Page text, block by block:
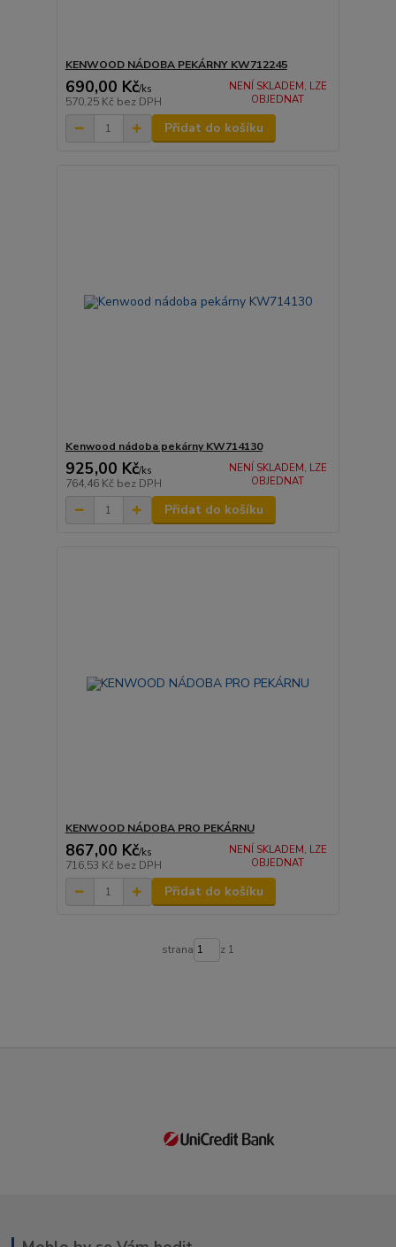
KENWOOD NÁDOBA PEKÁRNY KW712245
690,00 Kč/ks
570,25 Kč bez DPH
NENÍ SKLADEM, LZE
OBJEDNAT
Přidat do košíku
Kenwood nádoba pekárny KW714130
925,00 Kč/ks
764,46 Kč bez DPH
NENÍ SKLADEM, LZE
OBJEDNAT
Přidat do košíku
KENWOOD NÁDOBA PRO PEKÁRNU
867,00 Kč/ks
716,53 Kč bez DPH
NENÍ SKLADEM, LZE
OBJEDNAT
Přidat do košíku
strana z 1